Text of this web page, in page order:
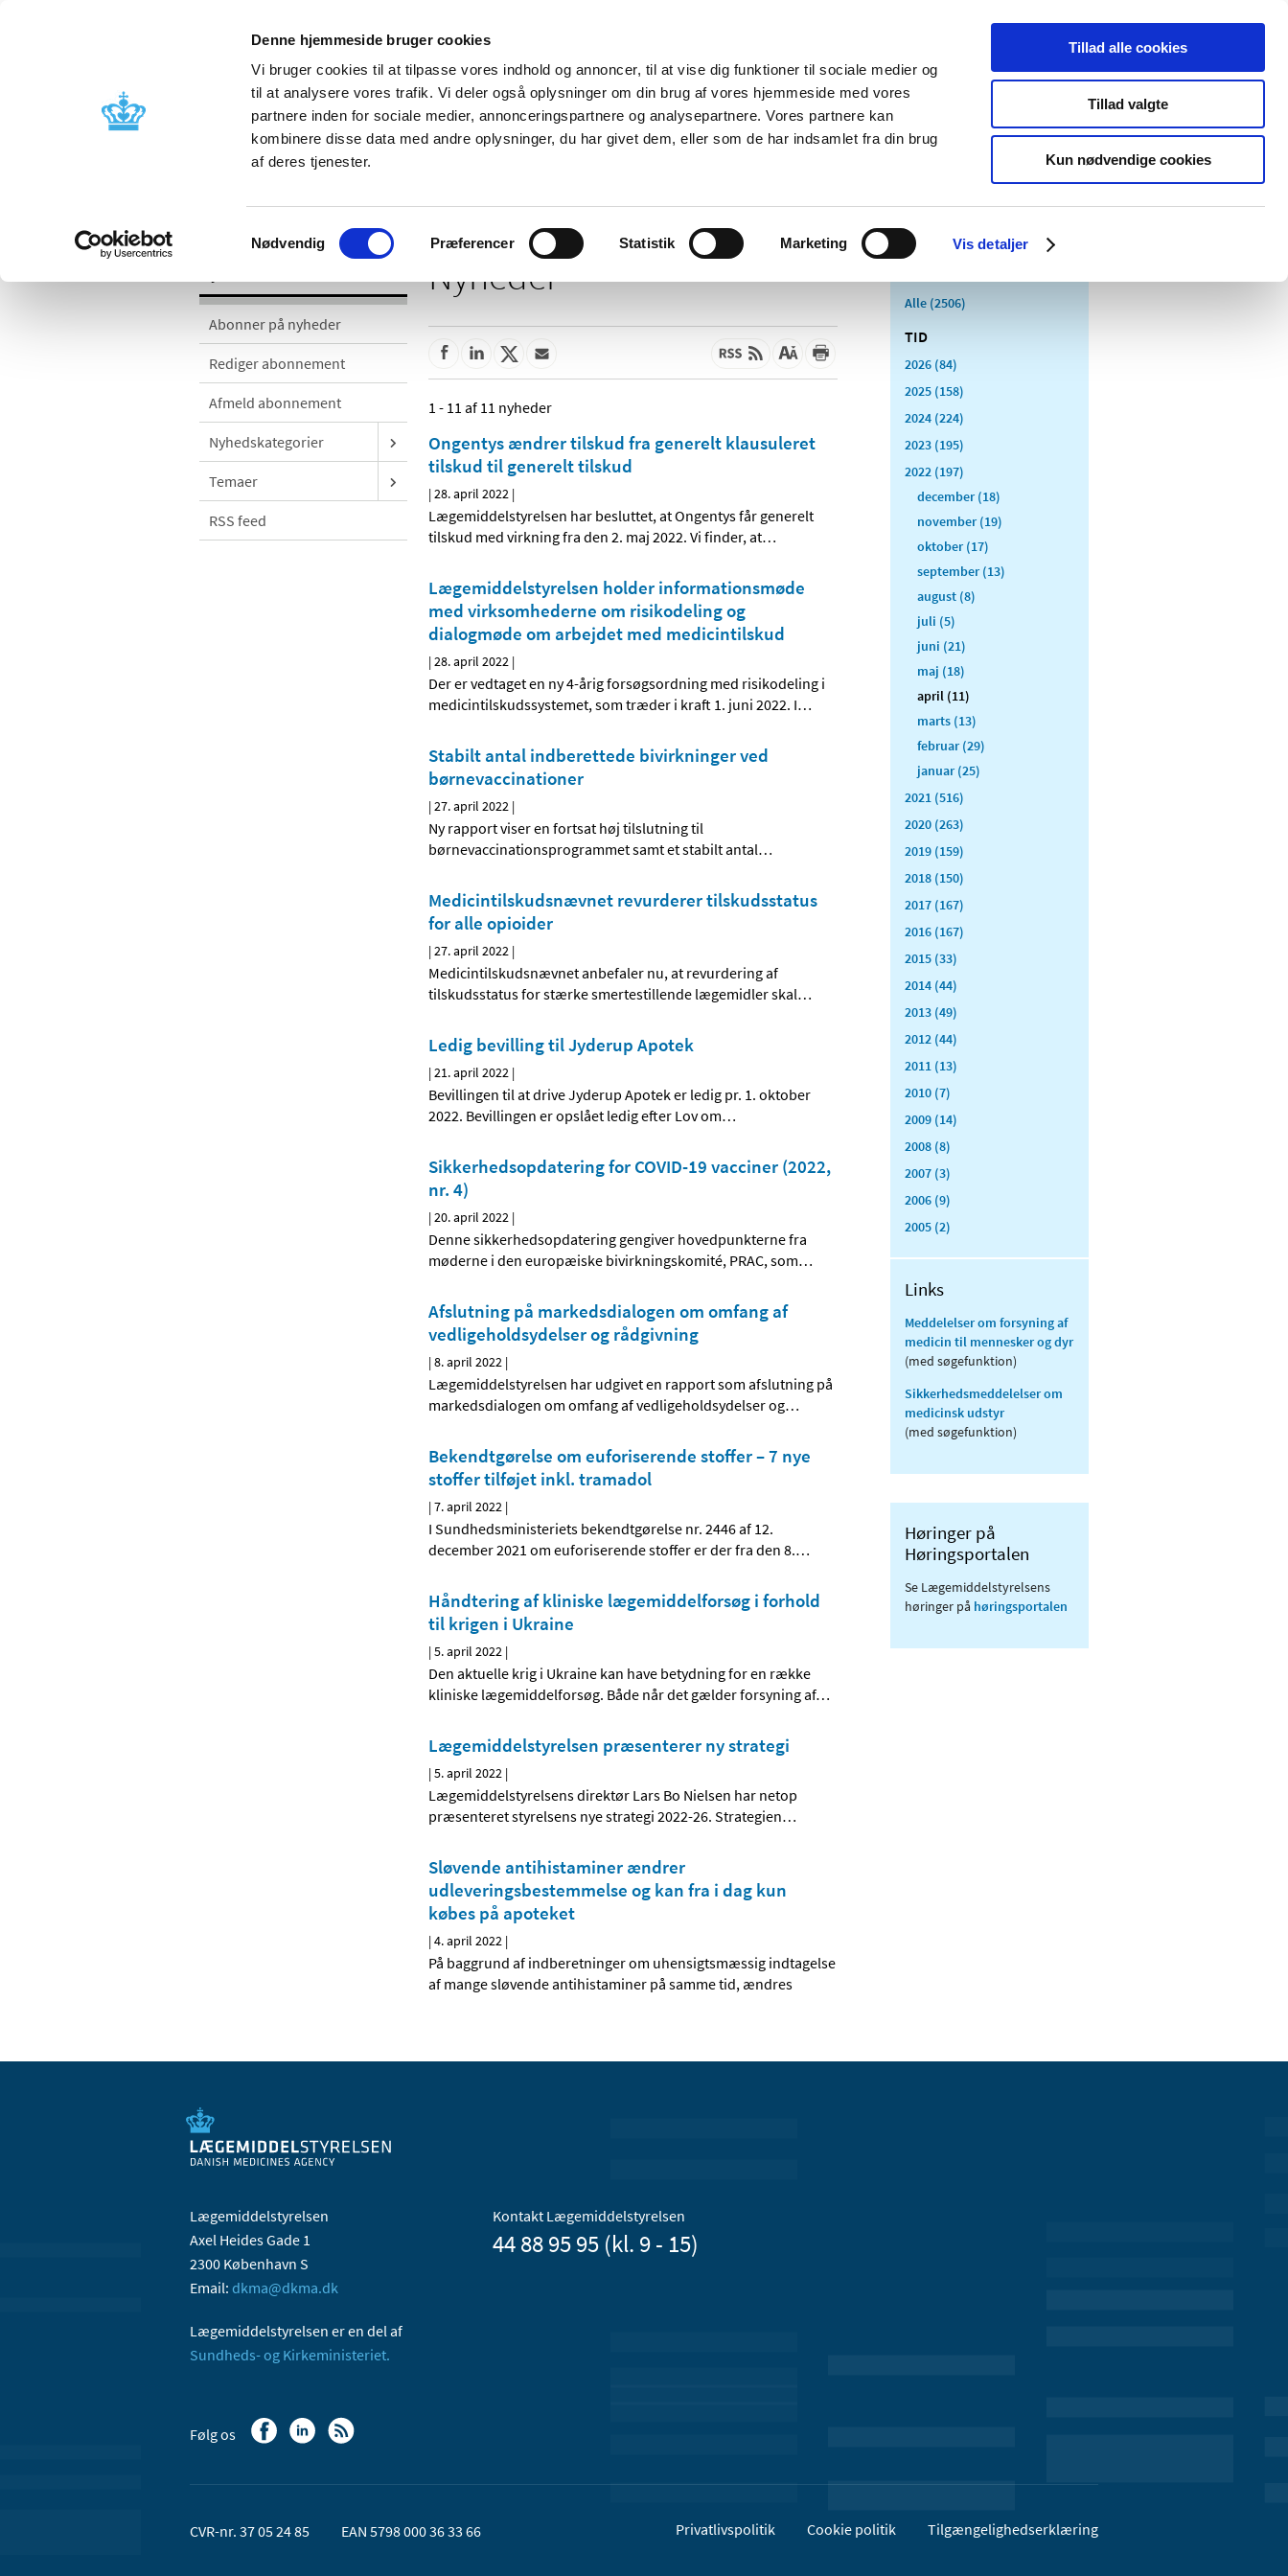
Denne hjemmeside bruger cookies
Vi bruger cookies til at tilpasse vores indhold og annoncer, til at vise dig funktioner til sociale medier og
til at analysere vores trafik. Vi deler også oplysninger om din brug af vores hjemmeside med vores
partnere inden for sociale medier, annonceringspartnere og analysepartnere. Vores partnere kan
kombinere disse data med andre oplysninger, du har givet dem, eller som de har indsamlet fra din brug
af deres tjenester.
Samtykkevalg
Nødvendig Præferencer Statistik Marketing Vis detaljer
Tillad alle cookies
Tillad valgte
Kun nødvendige cookies
Nyheder Om os Kontakt Udgivelser
Godkendelse og
Bivirkninger og
produktinformation
Tilskud og
Apoteker og salg af
Medicinsk
Særlige
produktområder
Abonner på nyheder
Rediger abonnement
Afmeld abonnement
Nyhedskategorier
Temaer
RSS feed
Nyheder
1 - 11 af 11 nyheder
Ongentys ændrer tilskud fra generelt klausuleret
tilskud til generelt tilskud
|28. april 2022 |
Lægemiddelstyrelsen har besluttet, at Ongentys får generelt
tilskud med virkning fra den 2. maj 2022. Vi finder, at…
Lægemiddelstyrelsen holder informationsmøde
med virksomhederne om risikodeling og
dialogmøde om arbejdet med medicintilskud
|28. april 2022 |
Der er vedtaget en ny 4-årig forsøgsordning med risikodeling i
medicintilskudssystemet, som træder i kraft 1. juni 2022. I…
Stabilt antal indberettede bivirkninger ved
børnevaccinationer
|27. april 2022 |
Ny rapport viser en fortsat høj tilslutning til
børnevaccinationsprogrammet samt et stabilt antal…
Medicintilskudsnævnet revurderer tilskudsstatus
for alle opioider
|27. april 2022 |
Medicintilskudsnævnet anbefaler nu, at revurdering af
tilskudsstatus for stærke smertestillende lægemidler skal…
Ledig bevilling til Jyderup Apotek
|21. april 2022 |
Bevillingen til at drive Jyderup Apotek er ledig pr. 1. oktober
2022. Bevillingen er opslået ledig efter Lov om…
Sikkerhedsopdatering for COVID-19 vacciner (2022,
nr. 4)
|20. april 2022 |
Denne sikkerhedsopdatering gengiver hovedpunkterne fra
møderne i den europæiske bivirkningskomité, PRAC, som…
Afslutning på markedsdialogen om omfang af
vedligeholdsydelser og rådgivning
|8. april 2022 |
Lægemiddelstyrelsen har udgivet en rapport som afslutning på
markedsdialogen om omfang af vedligeholdsydelser og…
Bekendtgørelse om euforiserende stoffer – 7 nye
stoffer tilføjet inkl. tramadol
|7. april 2022 |
I Sundhedsministeriets bekendtgørelse nr. 2446 af 12.
december 2021 om euforiserende stoffer er der fra den 8.…
Håndtering af kliniske lægemiddelforsøg i forhold
til krigen i Ukraine
|5. april 2022 |
Den aktuelle krig i Ukraine kan have betydning for en række
kliniske lægemiddelforsøg. Både når det gælder forsyning af…
Lægemiddelstyrelsen præsenterer ny strategi
|5. april 2022 |
Lægemiddelstyrelsens direktør Lars Bo Nielsen har netop
præsenteret styrelsens nye strategi 2022-26. Strategien…
Sløvende antihistaminer ændrer
udleveringsbestemmelse og kan fra i dag kun
købes på apoteket
|4. april 2022 |
På baggrund af indberetninger om uhensigtsmæssig indtagelse
af mange sløvende antihistaminer på samme tid, ændres
Alle (2506)
TID
2026 (84)
2025 (158)
2024 (224)
2023 (195)
2022 (197)
december (18)
november (19)
oktober (17)
september (13)
august (8)
juli (5)
juni (21)
maj (18)
april (11)
marts (13)
februar (29)
januar (25)
2021 (516)
2020 (263)
2019 (159)
2018 (150)
2017 (167)
2016 (167)
2015 (33)
2014 (44)
2013 (49)
2012 (44)
2011 (13)
2010 (7)
2009 (14)
2008 (8)
2007 (3)
2006 (9)
2005 (2)
Links
Meddelelser om forsyning af
medicin til mennesker og dyr
(med søgefunktion)
Sikkerhedsmeddelelser om
medicinsk udstyr
(med søgefunktion)
Høringer på
Høringsportalen
Se Lægemiddelstyrelsens
høringer på høringsportalen
Lægemiddelstyrelsen
Axel Heides Gade 1
2300 København S
Email: dkma@dkma.dk
Lægemiddelstyrelsen er en del af
Sundheds- og Kirkeministeriet.
Kontakt Lægemiddelstyrelsen
44 88 95 95 (kl. 9 - 15)
Følg os
CVR-nr. 37 05 24 85 EAN 5798 000 36 33 66 Privatlivspolitik Cookie politik Tilgængelighedserklæring